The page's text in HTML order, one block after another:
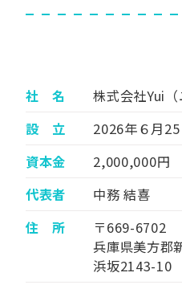
社 名
株式会社Yui（
設 立
2026年６月25
資本金
2,000,000円
代表者
中務 結喜
住 所
〒669-6702
兵庫県美方郡
浜坂2143-10